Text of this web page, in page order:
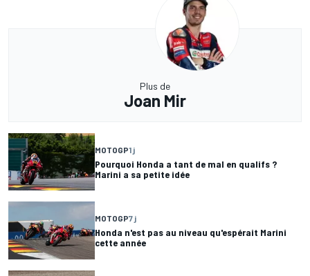
Plus de
Joan Mir
MOTOGP1 j
Pourquoi Honda a tant de mal en qualifs ?
Marini a sa petite idée
MOTOGP7 j
Honda n'est pas au niveau qu'espérait Marini
cette année